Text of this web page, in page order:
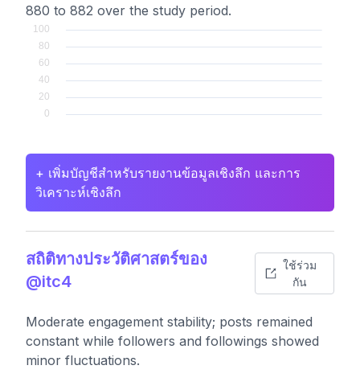
880 to 882 over the study period.
+ เพิ่มบัญชีสำหรับรายงานข้อมูลเชิงลึก และการ
วิเคราะห์เชิงลึก
สถิติทางประวัติศาสตร์ของ
@itc4
ใช้ร่วม
กัน
Moderate engagement stability; posts remained
constant while followers and followings showed
minor fluctuations.